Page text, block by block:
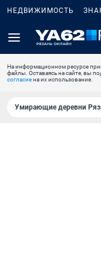
НЕДВИЖИМОСТЬ
На информационном ресурсе
файлы. Оставаясь на сайте, вы
согласиена их использование.
Умирающие деревни